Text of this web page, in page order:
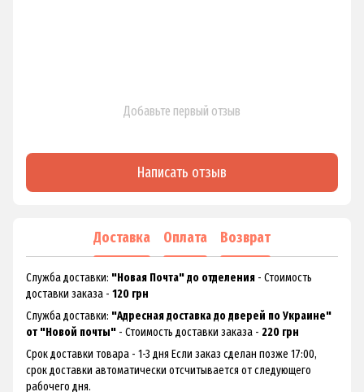
Добавьте первый отзыв
Написать отзыв
Доставка Оплата Возврат
Служба доставки: "Новая Почта" до отделения - Стоимость
доставки заказа - 120 грн
Служба доставки: "Адресная доставка до дверей по Украине"
от "Новой почты" - Стоимость доставки заказа - 220 грн
Срок доставки товара - 1-3 дня Если заказ сделан позже 17:00,
срок доставки автоматически отсчитывается от следующего
рабочего дня.